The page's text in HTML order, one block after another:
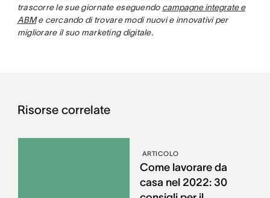
trascorre le sue giornate eseguendo campagne integrate e
ABMe cercando di trovare modi nuovi e innovativi per
migliorare il suo marketing digitale.
Risorse correlate
ARTICOLO
Come lavorare da
casa nel 2022: 30